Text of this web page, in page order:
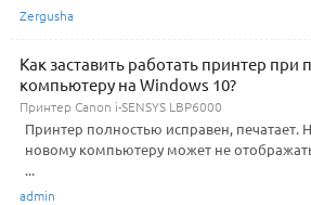
Zergusha
Как заставить работать принтер
компьютеру на Windows 10?
Принтер Canon i-SENSYS LBP6000
Принтер полностью исправен,
новому компьютеру может не
...
admin